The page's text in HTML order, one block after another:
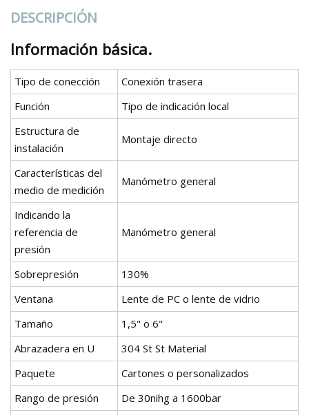
DESCRIPCIÓN
Información básica.
Tipo de conección
Conexión trasera
Función
Tipo de indicación local
Estructura de
instalación
Montaje directo
Características del
medio de medición
Manómetro general
Indicando la
referencia de
presión
Manómetro general
Sobrepresión
130%
Ventana
Lente de PC o lente de vidrio
Tamaño
1,5" o 6"
Abrazadera en U
304 St St Material
Paquete
Cartones o personalizados
Rango de presión
De 30nihg a 1600bar